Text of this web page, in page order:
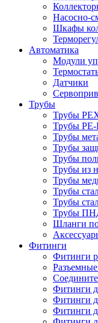
Насосно-
Шкафы
Автоматика
Модули
Датчики
Трубы
Трубы
Трубы PE-
Трубы
Трубы
Трубы
Трубы из
Трубы
Трубы
Трубы
Трубы
Шланги
Фитинги
Фитинги
Фитинги
Фитинги
Фитинги